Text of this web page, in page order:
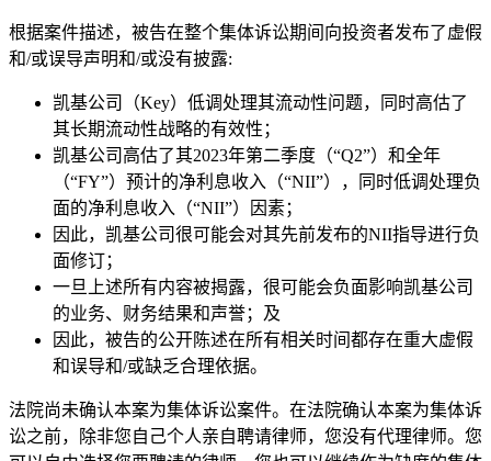
根据案件描述，被告在整个集体诉讼期间向投资者发布了虚假
和/或误导声明和/或没有披露:
凯基公司（Key）低调处理其流动性问题，同时高估了
其长期流动性战略的有效性；
凯基公司高估了其2023年第二季度（“Q2”）和全年
（“FY”）预计的净利息收入（“NII”），同时低调处理负
面的净利息收入（“NII”）因素；
因此，凯基公司很可能会对其先前发布的NII指导进行负
面修订；
一旦上述所有内容被揭露，很可能会负面影响凯基公司
的业务、财务结果和声誉；及
因此，被告的公开陈述在所有相关时间都存在重大虚假
和误导和/或缺乏合理依据。
法院尚未确认本案为集体诉讼案件。在法院确认本案为集体诉
讼之前，除非您自己个人亲自聘请律师，您没有代理律师。您